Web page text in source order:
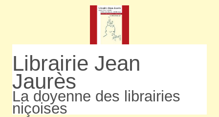
Librairie Jean
Jaurès
La doyenne des librairies
niçoises